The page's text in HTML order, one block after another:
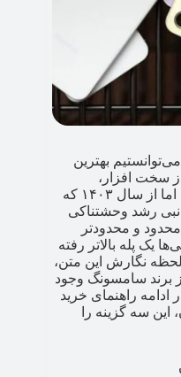
تومان می‌توانستیم بهترین
سخت افزار،
نمایشگر و باتری خوب خریداری کنیم. اما از سال ۱۴۰۳ که
رشد وحشتناکی
و محدودتر
یک پله بالاتر رفته
لحظه نگارش این متن،
از برند سامسونگ وجود
راهنمای خرید
تا ۱۰ میلیون، این سه گزینه را